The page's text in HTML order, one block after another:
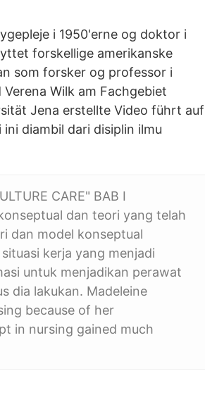
i 1950'erne og doktor i
forskellige amerikanske
som forsker og professor i
Wilk am Fachgebiet
Jena erstellte Video führt auf
diambil dari disiplin ilmu
CARE" BAB I
dan teori yang telah
dan model konseptual
kerja yang menjadi
untuk menjadikan perawat
dia lakukan. Madeleine
because of her
in nursing gained much